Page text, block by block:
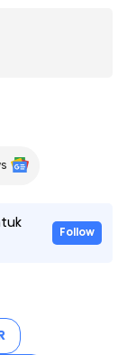
Follow